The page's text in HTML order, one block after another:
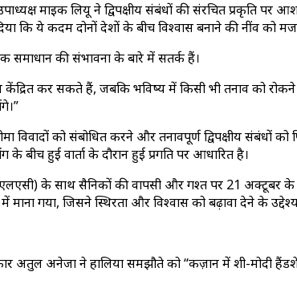
माइक लियू ने द्विपक्षीय संबंधों की संरचित प्रकृति पर
कि ये कदम दोनों देशों के बीच विश्वास बनाने की नींव
समाधान की संभावना के बारे में सतर्क हैं।
केंद्रित कर सकते हैं, जबकि भविष्य में किसी भी तनाव को
विवादों को संबोधित करने और तनावपूर्ण द्विपक्षीय
के बीच हुई वार्ता के दौरान हुई प्रगति पर आधारित है।
के साथ सैनिकों की वापसी और गश्त पर 21 अक्टूबर
गया, जिसने स्थिरता और विश्वास को बढ़ावा देने के
अतुल अनेजा ने हालिया समझौते को “कज़ान में शी-मोदी